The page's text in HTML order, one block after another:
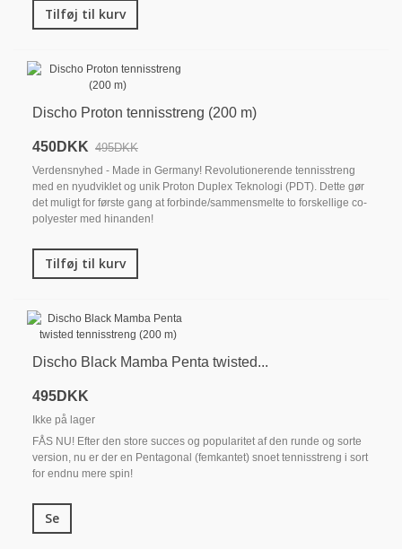
Tilføj til kurv
Discho Proton tennisstreng (200 m)
450DKK 495DKK
Verdensnyhed - Made in Germany! Revolutionerende tennisstreng
med en nyudviklet og unik Proton Duplex Teknologi (PDT). Dette gør
det muligt for første gang at forbinde/sammensmelte to forskellige co-
polyester med hinanden!
Tilføj til kurv
Discho Black Mamba Penta twisted...
495DKK
Ikke på lager
FÅS NU! Efter den store succes og popularitet af den runde og sorte
version, nu er der en Pentagonal (femkantet) snoet tennisstreng i sort
for endnu mere spin!
Se